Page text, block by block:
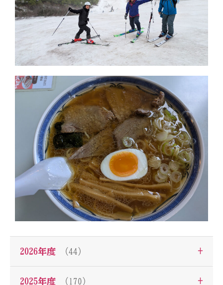
2026年度 （44） +
2025年度 （170） +